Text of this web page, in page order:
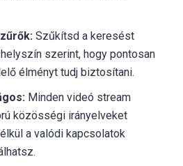
Szűkítsd a keresést
szerint, hogy pontosan
élményt tudj biztosítani.
Minden videó stream
közösségi irányelveket
a valódi kapcsolatok